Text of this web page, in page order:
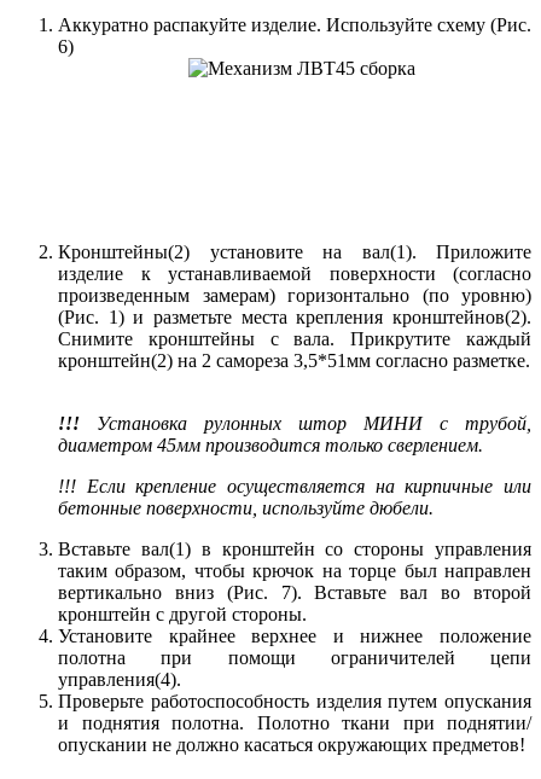
Аккуратно распакуйте изделие. Используйте схему (Рис.
6)
Кронштейны(2) установите на вал(1). Приложите
изделие к устанавливаемой поверхности (согласно
произведенным замерам) горизонтально (по уровню)
(Рис. 1) и разметьте места крепления кронштейнов(2).
Снимите кронштейны с вала. Прикрутите каждый
кронштейн(2) на 2 самореза 3,5*51мм согласно разметке.
!!! Установка рулонных штор МИНИ с трубой,
диаметром 45мм производится только сверлением.
!!! Если крепление осуществляется на кирпичные или
бетонные поверхности, используйте дюбели.
Вставьте вал(1) в кронштейн со стороны управления
таким образом, чтобы крючок на торце был направлен
вертикально вниз (Рис. 7). Вставьте вал во второй
кронштейн с другой стороны.
Установите крайнее верхнее и нижнее положение
полотна при помощи ограничителей цепи
управления(4).
Проверьте работоспособность изделия путем опускания
и поднятия полотна. Полотно ткани при поднятии/
опускании не должно касаться окружающих предметов!